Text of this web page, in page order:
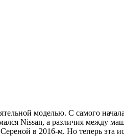
моделью. С самого
Nissan, а различия между
в 2016-м. Но теперь эта